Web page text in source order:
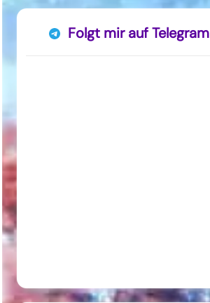
Folgt mir auf Telegram